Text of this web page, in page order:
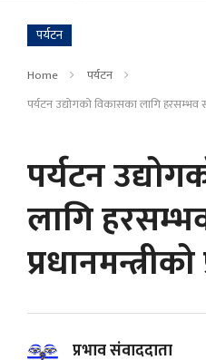
पर्यटन
Home
पर्यटन
पर्यटन उद्योगको विकासका लागि हरसम्भव
पर्यटन
लागि
प्रभाव संवाददाता